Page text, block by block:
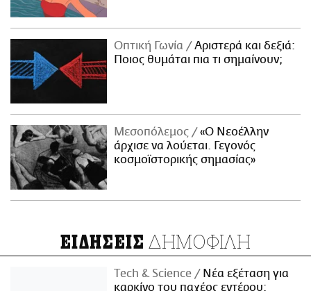
Οπτική Γωνία
Αριστερά και δεξιά:
Ποιος θυμάται πια τι σημαίνουν;
Μεσοπόλεμος
«Ο Νεοέλλην
άρχισε να λούεται. Γεγονός
κοσμοϊστορικής σημασίας»
ΕΙΔΗΣΕΙΣ ΔΗΜΟΦΙΛΗ
Τech & Science
Νέα εξέταση για
καρκίνο του παχέος εντέρου: